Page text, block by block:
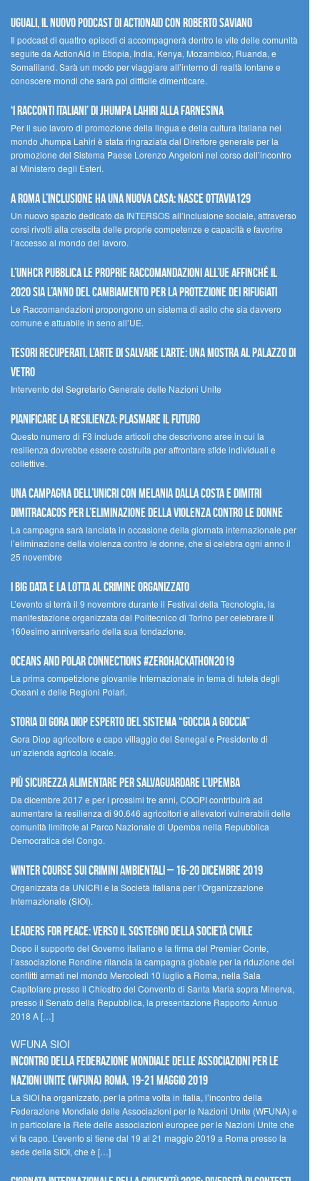
UGUALI, il nuovo podcast di ACTIONAID con Roberto Saviano
Il podcast di quattro episodi ci accompagnerà dentro le vite delle comunità
seguite da ActionAid in Etiopia, India, Kenya, Mozambico, Ruanda, e
Somaliland. Sarà un modo per viaggiare all’interno di realtà lontane e
conoscere mondi che sarà poi difficile dimenticare.
‘I racconti italiani’ di Jhumpa Lahiri alla Farnesina
Per il suo lavoro di promozione della lingua e della cultura italiana nel
mondo Jhumpa Lahiri è stata ringraziata dal Direttore generale per la
promozione del Sistema Paese Lorenzo Angeloni nel corso dell’incontro
al Ministero degli Esteri.
A Roma l’inclusione ha una nuova casa: nasce Ottavia129
Un nuovo spazio dedicato da INTERSOS all’inclusione sociale, attraverso
corsi rivolti alla crescita delle proprie competenze e capacità e favorire
l’accesso al mondo del lavoro.
L’UNHCR pubblica le proprie raccomandazioni all’UE affinché il
2020 sia l’anno del cambiamento per la protezione dei rifugiati
Le Raccomandazioni propongono un sistema di asilo che sia davvero
comune e attuabile in seno all’UE.
Tesori recuperati, l’arte di salvare l’arte: una mostra al Palazzo di
Vetro
Intervento del Segretario Generale delle Nazioni Unite
Pianificare la resilienza: plasmare il futuro
Questo numero di F3 include articoli che descrivono aree in cui la
resilienza dovrebbe essere costruita per affrontare sfide individuali e
collettive.
Una campagna dell’UNICRI con Melania Dalla Costa e Dimitri
Dimitracacos per l’eliminazione della violenza contro le donne
La campagna sarà lanciata in occasione della giornata internazionale per
l’eliminazione della violenza contro le donne, che si celebra ogni anno il
25 novembre
I Big Data e la lotta al crimine organizzato
L’evento si terrà il 9 novembre durante il Festival della Tecnologia, la
manifestazione organizzata dal Politecnico di Torino per celebrare il
160esimo anniversario della sua fondazione.
Oceans and Polar Connections #ZEROHackathon2019
La prima competizione giovanile Internazionale in tema di tutela degli
Oceani e delle Regioni Polari.
STORIA DI GORA DIOP ESPERTO DEL SISTEMA “GOCCIA A GOCCIA”
Gora Diop agricoltore e capo villaggio del Senegal e Presidente di
un’azienda agricola locale.
Più sicurezza alimentare per salvaguardare l’Upemba
Da dicembre 2017 e per i prossimi tre anni, COOPI contribuirà ad
aumentare la resilienza di 90.646 agricoltori e allevatori vulnerabili delle
comunità limitrofe al Parco Nazionale di Upemba nella Repubblica
Democratica del Congo.
Winter Course sui Crimini Ambientali – 16-20 Dicembre 2019
Organizzata da UNICRI e la Società Italiana per l’Organizzazione
Internazionale (SIOI).
Leaders for peace: verso il sostegno della società civile
Dopo il supporto del Governo italiano e la firma del Premier Conte,
l’associazione Rondine rilancia la campagna globale per la riduzione dei
conflitti armati nel mondo Mercoledì 10 luglio a Roma, nella Sala
Capitolare presso il Chiostro del Convento di Santa Maria sopra Minerva,
presso il Senato della Repubblica, la presentazione Rapporto Annuo
2018 A […]
WFUNA SIOI
Incontro della Federazione Mondiale delle Associazioni per le
Nazioni Unite (WFUNA) Roma, 19-21 maggio 2019
La SIOI ha organizzato, per la prima volta in Italia, l’incontro della
Federazione Mondiale delle Associazioni per le Nazioni Unite (WFUNA) e
in particolare la Rete delle associazioni europee per le Nazioni Unite che
vi fa capo. L’evento si tiene dal 19 al 21 maggio 2019 a Roma presso la
sede della SIOI, che è […]